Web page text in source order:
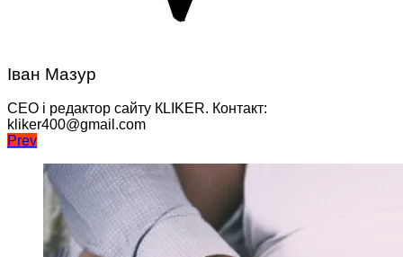
Іван Мазур
CEO і редактор сайту КLIKER. Контакт:
kliker400@gmail.com
Навігація
записів
Prev